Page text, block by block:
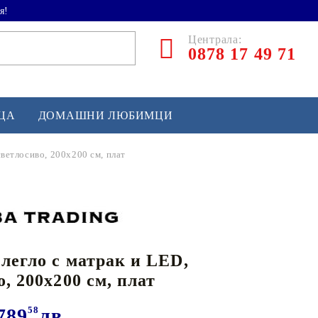
Централа:
0878 17 49 71
и софтбол
и лакрос
спортно оборудване
ДОМАШНИ ЛЮБИМЦИ
200x200 см, плат
с матрак и LED,
200x200 см, плат
58